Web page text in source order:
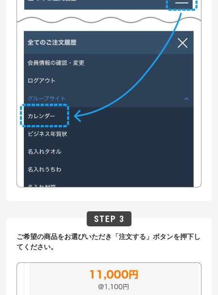
ご希望の商品をお選びいただき「注文する」ボタンを押下し
てください。